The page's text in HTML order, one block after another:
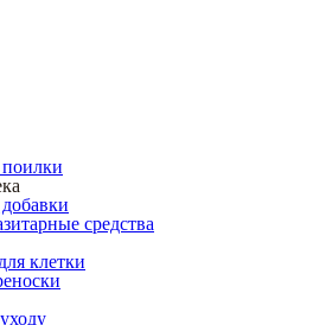
средства
клетки